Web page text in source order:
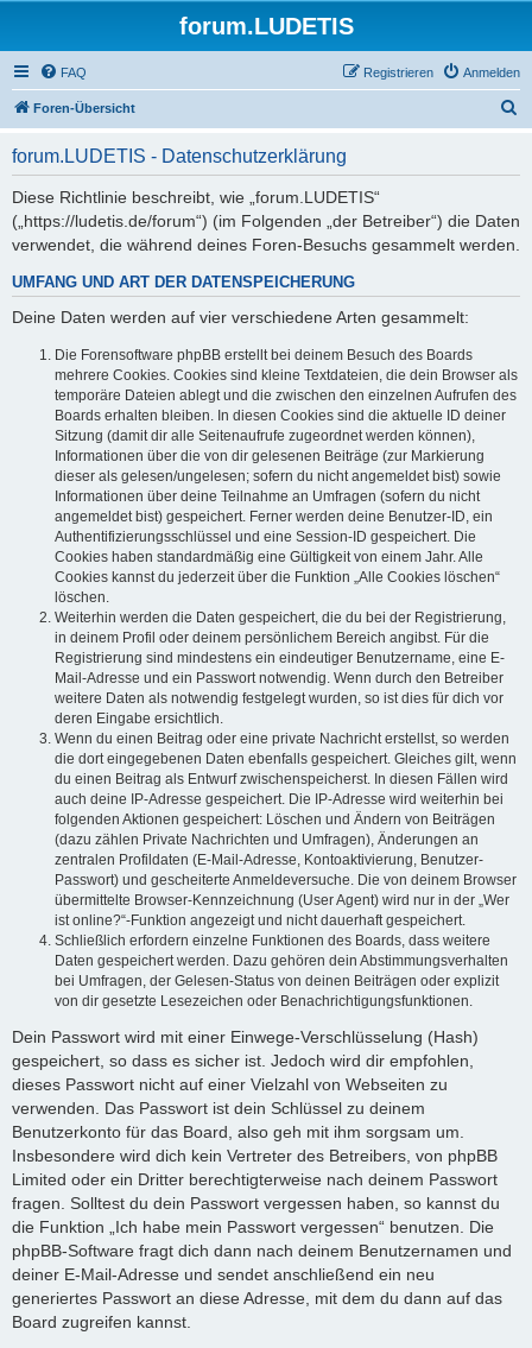
forum.LUDETIS
FAQ Anmelden
Registrieren
Foren-Übersicht
forum.LUDETIS - Datenschutzerklärung
Diese Richtlinie beschreibt, wie „forum.LUDETIS“
(„https://ludetis.de/forum“) (im Folgenden „der Betreiber“) die Daten
verwendet, die während deines Foren-Besuchs gesammelt werden.
UMFANG UND ART DER DATENSPEICHERUNG
Deine Daten werden auf vier verschiedene Arten gesammelt:
Die Forensoftware phpBB erstellt bei deinem Besuch des Boards
mehrere Cookies. Cookies sind kleine Textdateien, die dein Browser als
temporäre Dateien ablegt und die zwischen den einzelnen Aufrufen des
Boards erhalten bleiben. In diesen Cookies sind die aktuelle ID deiner
Sitzung (damit dir alle Seitenaufrufe zugeordnet werden können),
Informationen über die von dir gelesenen Beiträge (zur Markierung
dieser als gelesen/ungelesen; sofern du nicht angemeldet bist) sowie
Informationen über deine Teilnahme an Umfragen (sofern du nicht
angemeldet bist) gespeichert. Ferner werden deine Benutzer-ID, ein
Authentifizierungsschlüssel und eine Session-ID gespeichert. Die
Cookies haben standardmäßig eine Gültigkeit von einem Jahr. Alle
Cookies kannst du jederzeit über die Funktion „Alle Cookies löschen“
löschen.
Weiterhin werden die Daten gespeichert, die du bei der Registrierung,
in deinem Profil oder deinem persönlichem Bereich angibst. Für die
Registrierung sind mindestens ein eindeutiger Benutzername, eine E-
Mail-Adresse und ein Passwort notwendig. Wenn durch den Betreiber
weitere Daten als notwendig festgelegt wurden, so ist dies für dich vor
deren Eingabe ersichtlich.
Wenn du einen Beitrag oder eine private Nachricht erstellst, so werden
die dort eingegebenen Daten ebenfalls gespeichert. Gleiches gilt, wenn
du einen Beitrag als Entwurf zwischenspeicherst. In diesen Fällen wird
auch deine IP-Adresse gespeichert. Die IP-Adresse wird weiterhin bei
folgenden Aktionen gespeichert: Löschen und Ändern von Beiträgen
(dazu zählen Private Nachrichten und Umfragen), Änderungen an
zentralen Profildaten (E-Mail-Adresse, Kontoaktivierung, Benutzer-
Passwort) und gescheiterte Anmeldeversuche. Die von deinem Browser
übermittelte Browser-Kennzeichnung (User Agent) wird nur in der „Wer
ist online?“-Funktion angezeigt und nicht dauerhaft gespeichert.
Schließlich erfordern einzelne Funktionen des Boards, dass weitere
Daten gespeichert werden. Dazu gehören dein Abstimmungsverhalten
bei Umfragen, der Gelesen-Status von deinen Beiträgen oder explizit
von dir gesetzte Lesezeichen oder Benachrichtigungsfunktionen.
Dein Passwort wird mit einer Einwege-Verschlüsselung (Hash)
gespeichert, so dass es sicher ist. Jedoch wird dir empfohlen,
dieses Passwort nicht auf einer Vielzahl von Webseiten zu
verwenden. Das Passwort ist dein Schlüssel zu deinem
Benutzerkonto für das Board, also geh mit ihm sorgsam um.
Insbesondere wird dich kein Vertreter des Betreibers, von phpBB
Limited oder ein Dritter berechtigterweise nach deinem Passwort
fragen. Solltest du dein Passwort vergessen haben, so kannst du
die Funktion „Ich habe mein Passwort vergessen“ benutzen. Die
phpBB-Software fragt dich dann nach deinem Benutzernamen und
deiner E-Mail-Adresse und sendet anschließend ein neu
generiertes Passwort an diese Adresse, mit dem du dann auf das
Board zugreifen kannst.